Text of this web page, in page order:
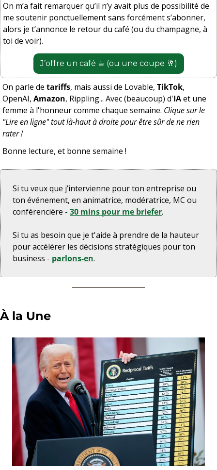
On m’a fait remarquer qu’il n’y avait plus de possibilité de
me soutenir ponctuellement sans forcément s’abonner,
alors je t’annonce le retour du café (ou du champagne, à
toi de voir).
J’offre un café ☕️ (ou une coupe 🥂 )
On parle de tariffs, mais aussi de Lovable, TikTok,
OpenAI, Amazon, Rippling... Avec (beaucoup) d'IA et une
femme à l'honneur comme chaque semaine. Clique sur le
"Lire en ligne" tout là-haut à droite pour être sûr de ne rien
rater !
Bonne lecture, et bonne semaine !
Si tu veux que j’intervienne pour ton entreprise ou
ton événement, en animatrice, modératrice, MC ou
conférencière - 30 mins pour me briefer.
Si tu as besoin que je t'aide à prendre de la hauteur
pour accélérer les décisions stratégiques pour ton
business - parlons-en.
À la Une